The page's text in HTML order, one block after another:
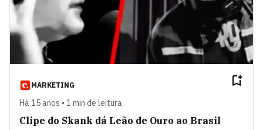
MARKETING
Há 15 anos • 1 min de leitura
Clipe do Skank dá Leão de Ouro ao Brasil